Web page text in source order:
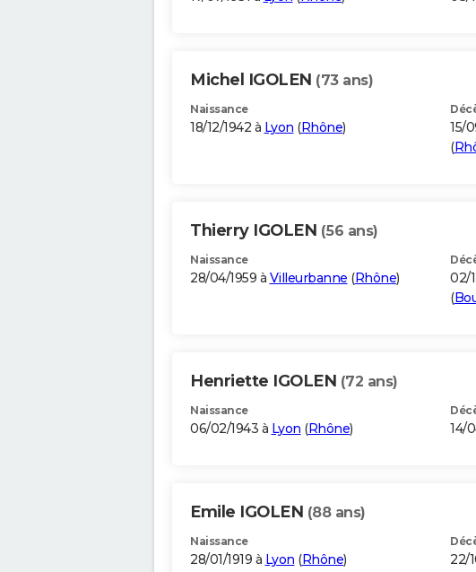
Michel IGOLEN (73 ans)
Naissance
18/12/1942 à Lyon (Rhône) 15/
(
Thierry IGOLEN (56 ans)
Naissance
28/04/1959 à Villeurbanne (Rhône) 02/
(
Henriette IGOLEN (72 ans)
Naissance
06/02/1943 à Lyon (Rhône) 14/
Emile IGOLEN (88 ans)
Naissance
28/01/1919 à Lyon (Rhône) 22/